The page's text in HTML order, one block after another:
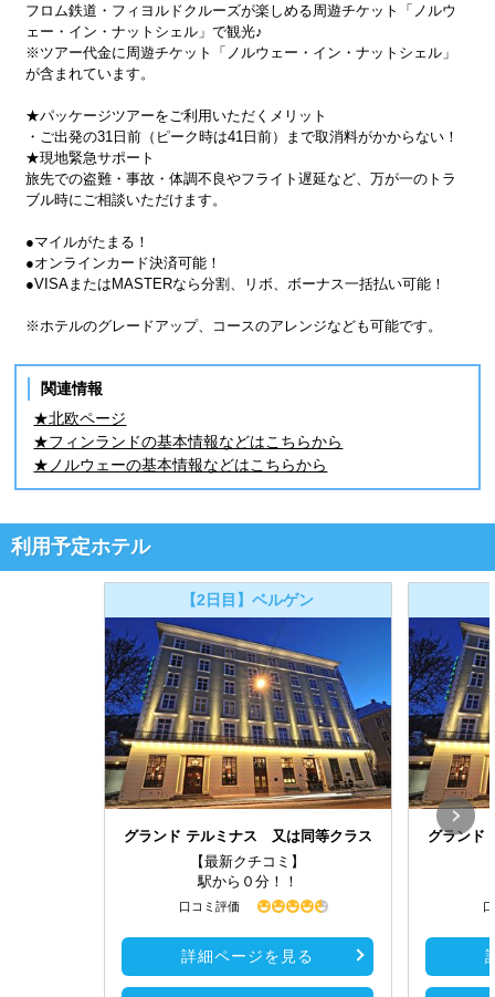
フロム鉄道・フィヨルドクルーズが楽しめる周遊チケット「ノルウ
ェー・イン・ナットシェル」で観光♪
※ツアー代金に周遊チケット「ノルウェー・イン・ナットシェル」
が含まれています。
★パッケージツアーをご利用いただくメリット
・ご出発の31日前（ピーク時は41日前）まで取消料がかからない！
★現地緊急サポート
旅先での盗難・事故・体調不良やフライト遅延など、万が一のトラ
ブル時にご相談いただけます。
●マイルがたまる！
●オンラインカード決済可能！
●VISAまたはMASTERなら分割、リボ、ボーナス一括払い可能！
※ホテルのグレードアップ、コースのアレンジなども可能です。
関連情報
★北欧ページ
★フィンランドの基本情報などはこちらから
★ノルウェーの基本情報などはこちらから
利用予定ホテル
【2日目】ベルゲン
グランド テルミナス 又は同等クラス
【最新クチコミ】
駅から０分！！
口コミ評価
詳細ページを見る
グランド